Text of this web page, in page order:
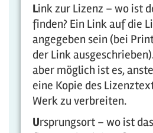
Link zur Lizenz – wo ist
finden? Ein Link auf die
angegeben sein (bei
der Link
aber möglich ist es,
eine Kopie des
Werk zu verbreiten.
Ursprungsort – wo ist